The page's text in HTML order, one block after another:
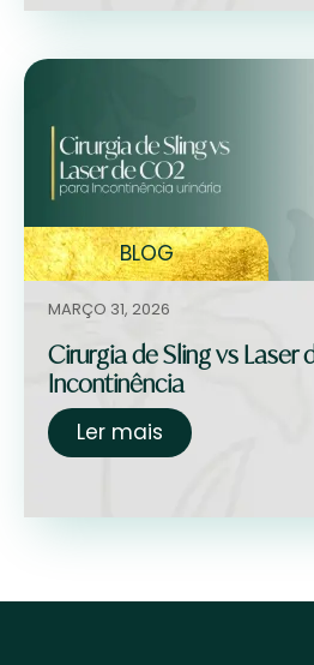
BLOG
MARÇO 31, 2026
Cirurgia de Sling vs Laser
Incontinência
Ler mais